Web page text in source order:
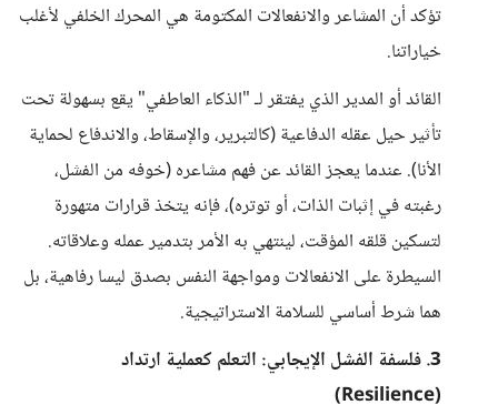
تؤكد أن المشاعر والانفعالات المكتومة هي المحرك الخلفي لأغلب
خياراتنا.
القائد أو المدير الذي يفتقر لـ "الذكاء العاطفي" يقع بسهولة تحت
تأثير حيل عقله الدفاعية (كالتبرير، والإسقاط، والاندفاع لحماية
الأنا). عندما يعجز القائد عن فهم مشاعره (خوفه من الفشل،
رغبته في إثبات الذات، أو توتره)، فإنه يتخذ قرارات متهورة
لتسكين قلقه المؤقت، لينتهي به الأمر بتدمير عمله وعلاقاته.
السيطرة على الانفعالات ومواجهة النفس بصدق ليسا رفاهية، بل
هما شرط أساسي للسلامة الاستراتيجية.
3. فلسفة الفشل الإيجابي: التعلم كعملية ارتداد
(Resilience)